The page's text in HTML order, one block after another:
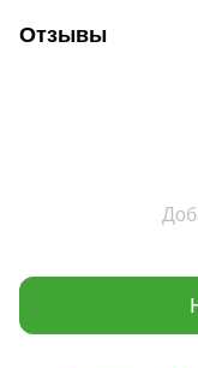
Отзывы